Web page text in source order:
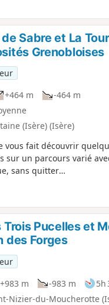
certaines
propriétaires ont
leurs murs et portes
artistes renommés.
citadine
dimanche matin vers
la faible circulation,
mais surtout
des devantures et
Sabre et La
Grenobloises
+464 m
-464 m
(Isère) (Isère)
vous fait découvrir
sur un parcours varié
sans quitter
du tramway Ligne A "
variés par Les
une autre randonnée sous
être intégrés en plus
Trois Pucelles et
des Forges
+983 m -983 m 5h
Nizier-du-Moucherotte